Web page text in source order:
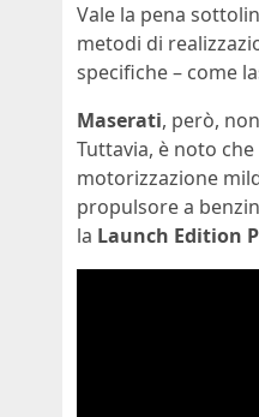
Vale la pena
metodi di
specifiche – come
Maserati, però,
Tuttavia, è noto
motorizzazione
propulsore a
la Launch Edition